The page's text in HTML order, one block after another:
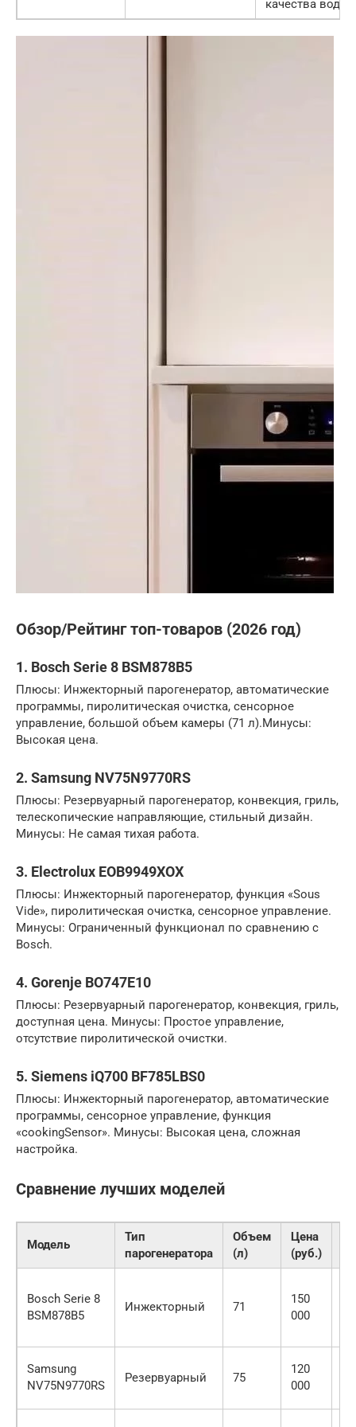
качества воды.
Обзор/Рейтинг топ-товаров (2026 год)
1. Bosch Serie 8 BSM878B5
Плюсы: Инжекторный парогенератор, автоматические
программы, пиролитическая очистка, сенсорное
управление, большой объем камеры (71 л).Минусы:
Высокая цена.
2. Samsung NV75N9770RS
Плюсы: Резервуарный парогенератор, конвекция, гриль,
телескопические направляющие, стильный дизайн.
Минусы: Не самая тихая работа.
3. Electrolux EOB9949XOX
Плюсы: Инжекторный парогенератор, функция «Sous
Vide», пиролитическая очистка, сенсорное управление.
Минусы: Ограниченный функционал по сравнению с
Bosch.
4. Gorenje BO747E10
Плюсы: Резервуарный парогенератор, конвекция, гриль,
доступная цена. Минусы: Простое управление,
отсутствие пиролитической очистки.
5. Siemens iQ700 BF785LBS0
Плюсы: Инжекторный парогенератор, автоматические
программы, сенсорное управление, функция
«cookingSensor». Минусы: Высокая цена, сложная
настройка.
Сравнение лучших моделей
Модель
Тип
парогенератора
Объем
(л)
Цена
(руб.)
Bosch Serie 8
BSM878B5
Инжекторный 71
150
000
Samsung
NV75N9770RS
Резервуарный 75
120
000